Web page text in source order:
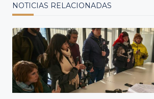
NOTICIAS RELACIONADAS